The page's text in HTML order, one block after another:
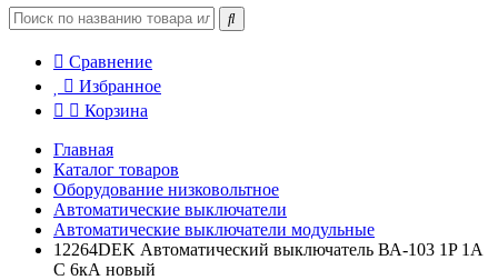
Сравнение
Избранное
Корзина
Главная
Каталог товаров
Оборудование низковольтное
Автоматические выключатели
Автоматические выключатели модульные
12264DEK Автоматический выключатель ВА-103 1P 1А
C 6кА новый